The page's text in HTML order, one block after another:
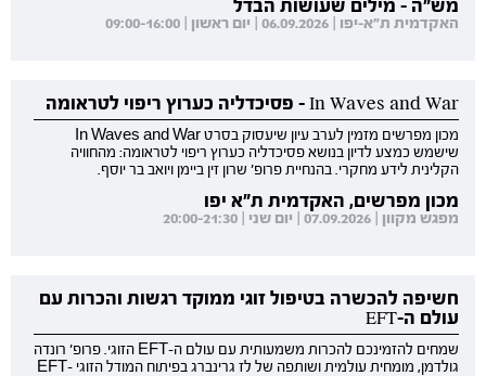
מש"ה - מילים שעושות הבדל
האקדמית ת"א-יפו | 06.09.2026 | יום ראשון | 09:00-16:00
In Waves and War - פסיכדליה כערוץ ריפוי לטראומה
מכון מפרשים מזמין לערב עיון שיעסוק בסרט In Waves and War
שישמש כמצע לדיון בנושא פסיכדליה כערוץ ריפוי לטראומה: מהחוויה
הקלינית לידע מחקרי. בהנחיית פרופ' שרון זין ביימן ויואב בר יוסף.
מכון מפרשים, האקדמית ת"א יפו
מפגש מקוון | 07.09.2026 | יום שני | 20:00-21:30
חשיפה להכשרה בטיפול זוגי ממוקד רגשות והכרות עם
עולם ה-EFT
שמחים להזמינכם להכרות משמעותית עם עולם ה-EFT הזוגי. פרופ' רונדה
גולדמן, מומחית עולמית ושותפה של לז גרינברג בפיתוח המודל הזוגי EFT-